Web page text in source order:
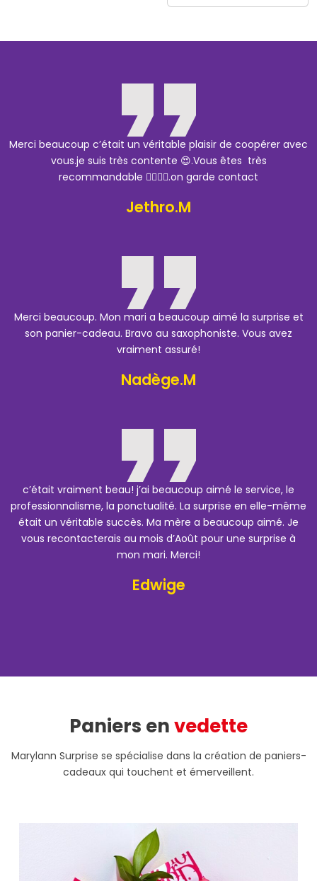
Merci beaucoup c’était un véritable plaisir de coopérer avec
vous.je suis très contente 😍.Vous êtes très
recommandable 👌🏽🎉✨.on garde contact
Jethro.M
Merci beaucoup. Mon mari a beaucoup aimé la surprise et
son panier-cadeau. Bravo au saxophoniste. Vous avez
vraiment assuré!
Nadège.M
c’était vraiment beau! j’ai beaucoup aimé le service, le
professionnalisme, la ponctualité. La surprise en elle-même
était un véritable succès. Ma mère a beaucoup aimé. Je
vous recontacterais au mois d’Août pour une surprise à
mon mari. Merci!
Edwige
Paniers envedette
Marylann Surprise se spécialise dans la création de paniers-
cadeaux qui touchent et émerveillent.